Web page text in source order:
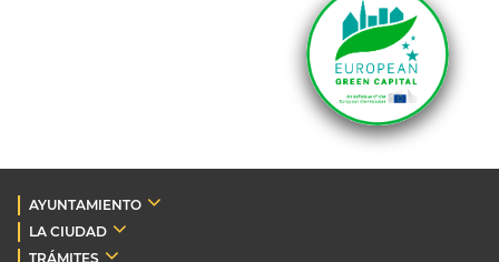
AYUNTAMIENTO
LA CIUDAD
TRÁMITES